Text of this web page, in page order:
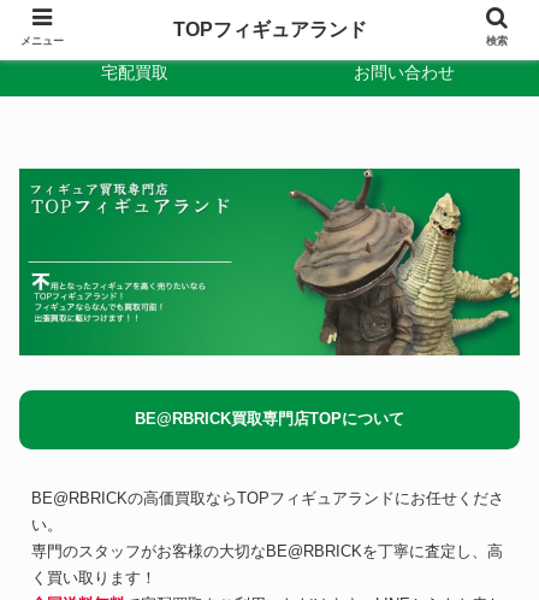
TOPフィギュアランド
宅配買取 お問い合わせ
BE@RBRICK買取専門店TOPについて
BE@RBRICKの高価買取ならTOPフィギュアランドにお任せくださ
い。
専門のスタッフがお客様の大切なBE@RBRICKを丁寧に査定し、高
く買い取ります！
メニュー
TOPフィギュアランド
検索